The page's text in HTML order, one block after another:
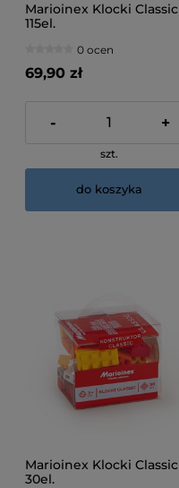
Marioinex Klocki Classic
115el.
0 ocen
69,90 zł
- +
szt.
do koszyka
Marioinex Klocki Classic
30el.